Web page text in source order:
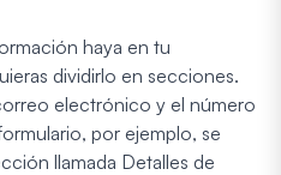
haya en tu
dividirlo en secciones.
electrónico y el número
por ejemplo, se
llamada Detalles de